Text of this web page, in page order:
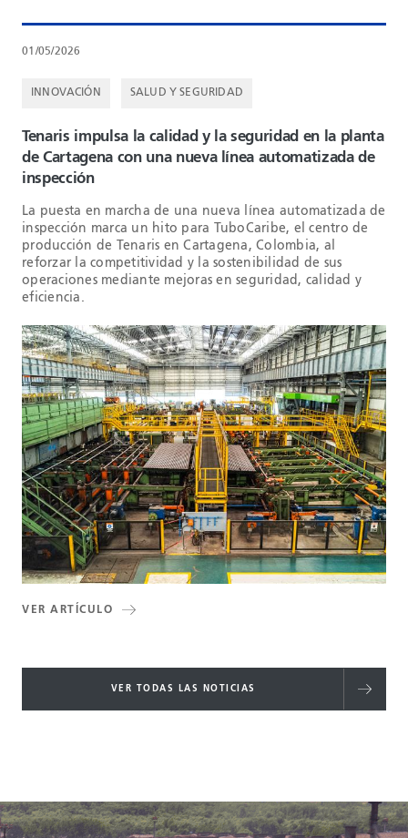
01/05/2026
INNOVACIÓN SALUD Y SEGURIDAD
Tenaris impulsa la calidad y la seguridad en la planta
de Cartagena con una nueva línea automatizada de
inspección
La puesta en marcha de una nueva línea automatizada de
inspección marca un hito para TuboCaribe, el centro de
producción de Tenaris en Cartagena, Colombia, al
reforzar la competitividad y la sostenibilidad de sus
operaciones mediante mejoras en seguridad, calidad y
eficiencia.
VER ARTÍCULO
VER TODAS LAS NOTICIAS